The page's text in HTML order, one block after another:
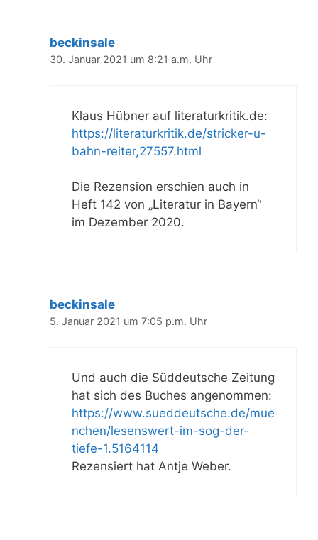
beckinsale
30. Januar 2021 um 8:21 a.m. Uhr
Klaus Hübner auf literaturkritik.de:
https://literaturkritik.de/stricker-u-
bahn-reiter,27557.html
Die Rezension erschien auch in
Heft 142 von „Literatur in Bayern“
im Dezember 2020.
beckinsale
5. Januar 2021 um 7:05 p.m. Uhr
Und auch die Süddeutsche Zeitung
hat sich des Buches angenommen:
https://www.sueddeutsche.de/mue
nchen/lesenswert-im-sog-der-
tiefe-1.5164114
Rezensiert hat Antje Weber.